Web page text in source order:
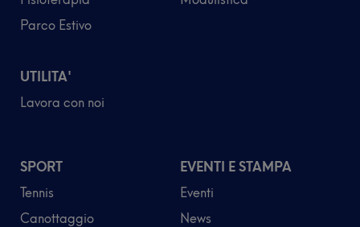
Parco Estivo
UTILITA'
Lavora con noi
SPORT
Tennis
Canottaggio
EVENTI E STAMPA
Eventi
News